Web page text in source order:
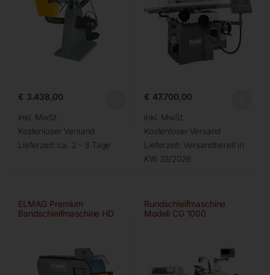
€ 3.438,00
inkl. MwSt.
Kostenloser Versand
Lieferzeit: ca. 2 - 3 Tage
€ 47.700,00
inkl. MwSt.
Kostenloser Versand
Lieferzeit: Versandbereit in
KW 33/2026
ELMAG Premium
Bandschleifmaschine HD
Rundschleifmaschine
Modell CG 1000